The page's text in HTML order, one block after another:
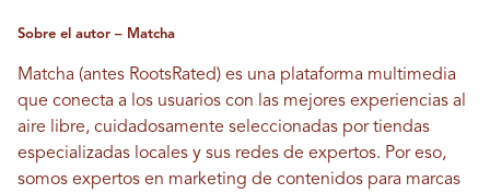
Sobre el autor – Matcha
Matcha (antes RootsRated) es una plataforma multimedia
que conecta a los usuarios con las mejores experiencias al
aire libre, cuidadosamente seleccionadas por tiendas
especializadas locales y sus redes de expertos. Por eso,
somos expertos en marketing de contenidos para marcas